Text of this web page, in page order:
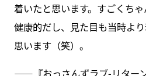
着いたと思います。すごくちゃ
健康的だし、見た目も当時よ
思います（笑）。
――『おっさんずラブ-リター